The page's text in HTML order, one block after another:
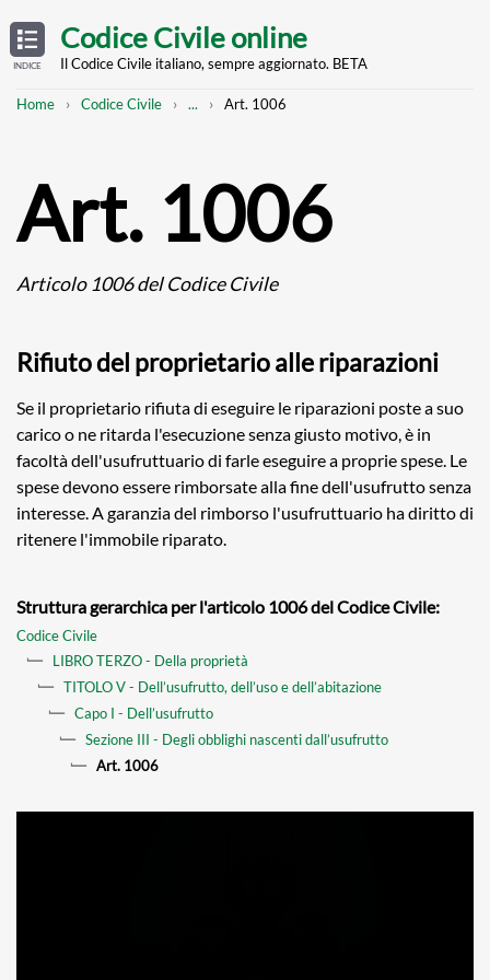
TABLE
OF
CONTENTS
INDICE
main
Codice Civile online
Il Codice Civile italiano, sempre aggiornato. BETA
Breadcrumb
Home Codice Civile
Mostra
... Art. 1006
Art. 1006
Articolo 1006 del Codice Civile
Rifiuto del proprietario alle riparazioni
Se il proprietario rifiuta di eseguire le riparazioni poste a suo
carico o ne ritarda l'esecuzione senza giusto motivo, è in
facoltà dell'usufruttuario di farle eseguire a proprie spese. Le
spese devono essere rimborsate alla fine dell'usufrutto senza
interesse. A garanzia del rimborso l'usufruttuario ha diritto di
ritenere l'immobile riparato.
Struttura gerarchica per l'articolo 1006 del Codice Civile:
Codice Civile
LIBRO TERZO - Della proprietà
TITOLO V - Dell’usufrutto, dell’uso e dell’abitazione
Capo I - Dell’usufrutto
Sezione III - Degli obblighi nascenti dall’usufrutto
Art. 1006